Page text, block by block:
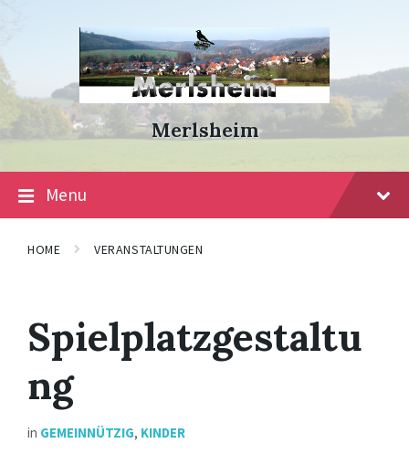
navigation
Merlsheim
Menu
HOME VERANSTALTUNGEN
Spielplatzgestaltu
ng
in GEMEINNÜTZIG, KINDER